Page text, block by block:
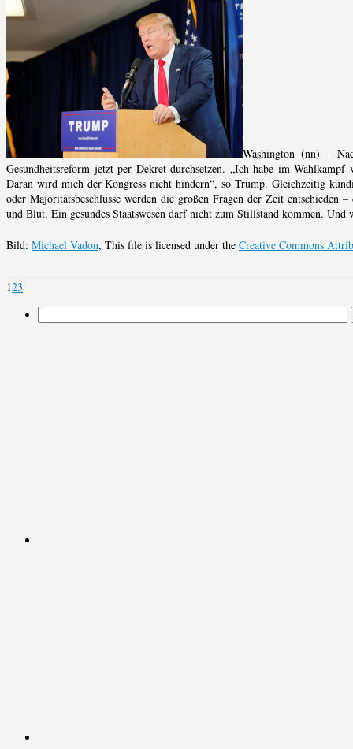
Washington (nn) –
Gesundheitsreform jetzt per Dekret durchsetzen. „Ich habe im Wahlkampf
Daran wird mich der Kongress nicht hindern“, so Trump. Gleichzeitig
oder Majoritätsbeschlüsse werden die großen Fragen der Zeit
und Blut. Ein gesundes Staatswesen darf nicht zum Stillstand kommen.
Bild: Michael Vadon, This file is licensed under the Creative Commons
123